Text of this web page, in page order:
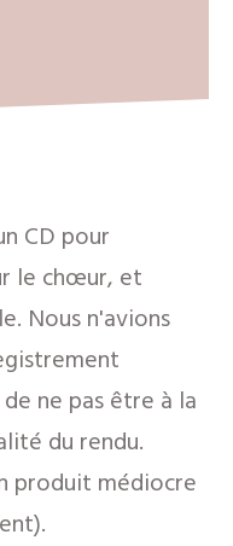
CD pour
le chœur, et
Nous n'avions
ne pas être à la
du rendu.
produit médiocre